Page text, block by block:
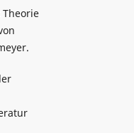
Theorie